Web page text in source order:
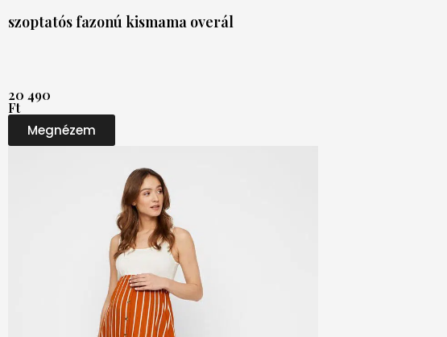
szoptatós fazonú kismama overál
20 490
Ft
Megnézem